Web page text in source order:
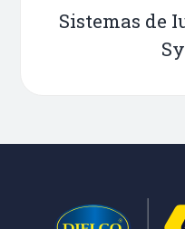
Sistemas de